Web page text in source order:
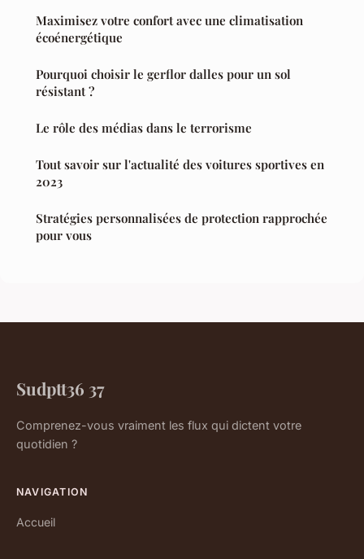
Maximisez votre confort avec une climatisation
écoénergétique
Pourquoi choisir le gerflor dalles pour un sol
résistant ?
Le rôle des médias dans le terrorisme
Tout savoir sur l'actualité des voitures sportives en
2023
Stratégies personnalisées de protection rapprochée
pour vous
Sudptt36 37
Comprenez-vous vraiment les flux qui dictent votre
quotidien ?
NAVIGATION
Accueil